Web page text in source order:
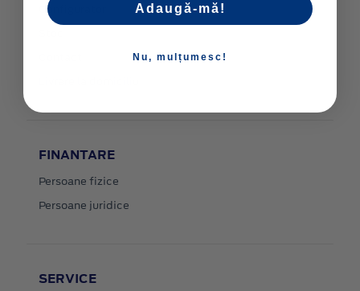
Configurator
FINANTARE
Persoane fizice
Persoane juridice
SERVICE
Adaugă-mă!
Nu, mulțumesc!